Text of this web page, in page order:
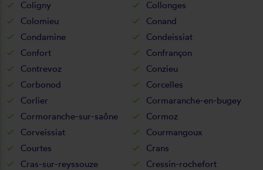
Coligny
Collonges
Colomieu
Conand
Condamine
Condeissiat
Confort
Confrançon
Contrevoz
Conzieu
Corbonod
Corcelles
Corlier
Cormaranche-en-bugey
Cormoranche-sur-saône
Cormoz
Corveissiat
Courmangoux
Courtes
Crans
Cras-sur-reyssouze
Cressin-rochefort